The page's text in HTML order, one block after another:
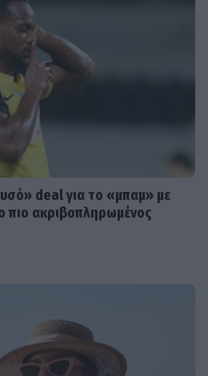
deal για το «μπαμ» με
πιο ακριβοπληρωμένος